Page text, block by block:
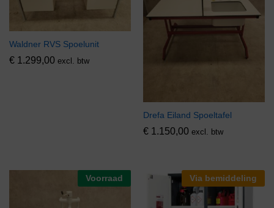
Waldner RVS Spoelunit
€ 1.299,00 excl. btw
Drefa Eiland Spoeltafel
€ 1.150,00 excl. btw
Voorraad Via bemiddeling